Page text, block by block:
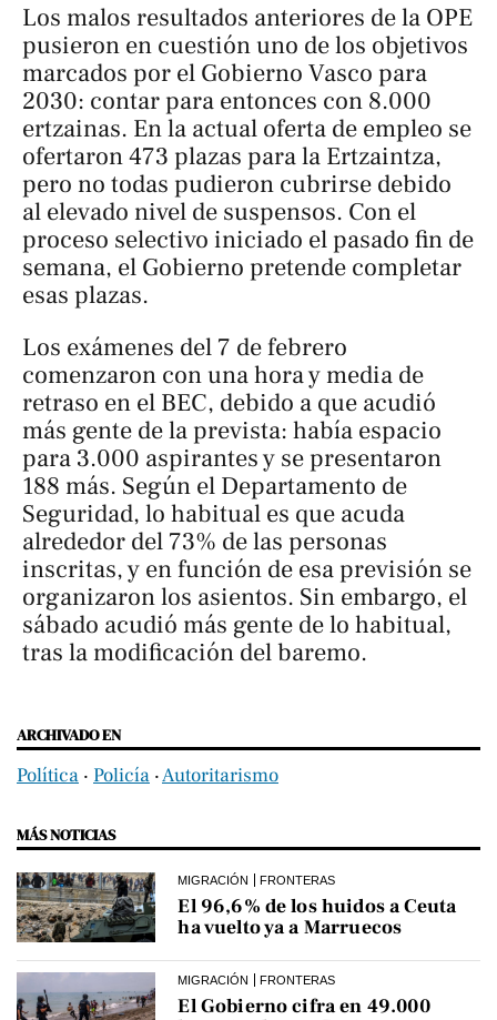
Los malos resultados anteriores de la OPE
pusieron en cuestión uno de los objetivos
marcados por el Gobierno Vasco para
2030: contar para entonces con 8.000
ertzainas. En la actual oferta de empleo se
ofertaron 473 plazas para la Ertzaintza,
pero no todas pudieron cubrirse debido
al elevado nivel de suspensos. Con el
proceso selectivo iniciado el pasado fin de
semana, el Gobierno pretende completar
esas plazas.
Los exámenes del 7 de febrero
comenzaron con una hora y media de
retraso en el BEC, debido a que acudió
más gente de la prevista: había espacio
para 3.000 aspirantes y se presentaron
188 más. Según el Departamento de
Seguridad, lo habitual es que acuda
alrededor del 73% de las personas
inscritas, y en función de esa previsión se
organizaron los asientos. Sin embargo, el
sábado acudió más gente de lo habitual,
tras la modificación del baremo.
ARCHIVADO EN
Política ‧ Policía ‧Autoritarismo
MÁS NOTICIAS
MIGRACIÓN FRONTERAS
El 96,6% de los huidos a Ceuta
ha vuelto ya a Marruecos
MIGRACIÓN FRONTERAS
El Gobierno cifra en 49.000